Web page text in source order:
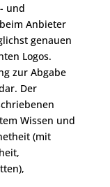
und
Anbieter
genauen
Logos.
zur Abgabe
Der
Wissen und
(mit